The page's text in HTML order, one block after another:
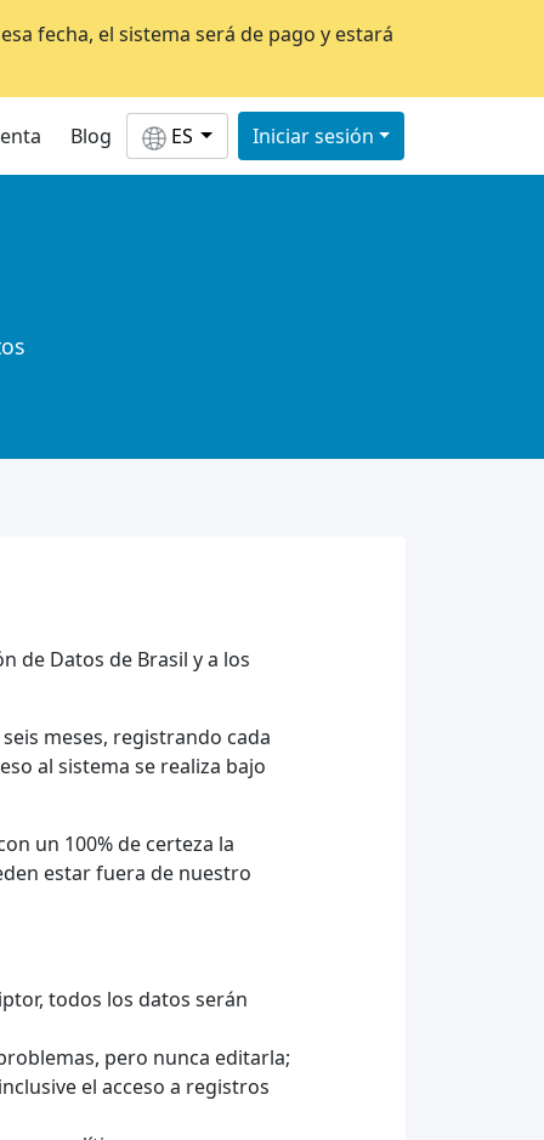
fecha, el sistema será de pago y estará
Blog ES Iniciar sesión
de Datos de Brasil y a los
meses, registrando cada
al sistema se realiza bajo
un 100% de certeza la
estar fuera de nuestro
todos los datos serán
pero nunca editarla;
el acceso a registros